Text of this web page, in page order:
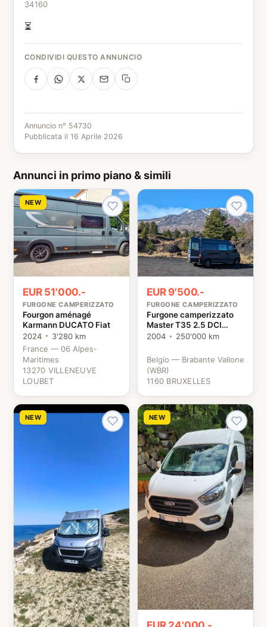
34160
⏳
CONDIVIDI QUESTO ANNUNCIO
Annuncio n° 54730
Pubblicata il 16 Aprile 2026
Annunci in primo piano & simili
NEW
EUR 51'000.-
FURGONE CAMPERIZZATO
Fourgon aménagé
Karmann DUCATO Fiat
2024
3'280 km
France — 06 Alpes-
Maritimes
13270 VILLENEUVE
LOUBET
EUR 9'500.-
FURGONE CAMPERIZZATO
Furgone camperizzato
Master T35 2.5 DCI
Renault
2004 250'000 km
Belgio — Brabante Vallone
(WBR)
1160 BRUXELLES
NEW NEW